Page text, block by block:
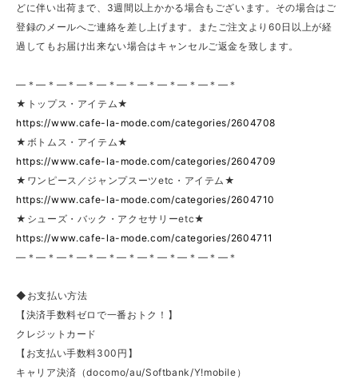
どに伴い出荷まで、3週間以上かかる場合もございます。その場合はご
登録のメールへご連絡を差し上げます。またご注文より60日以上が経
過してもお届け出来ない場合はキャンセルご返金を致します。
—＊—＊—＊—＊—＊—＊—＊—＊—＊—＊—＊
★トップス・アイテム★
https://www.cafe-la-mode.com/categories/2604708
★ボトムス・アイテム★
https://www.cafe-la-mode.com/categories/2604709
★ワンピース／ジャンプスーツetc・アイテム★
https://www.cafe-la-mode.com/categories/2604710
★シューズ・バック・アクセサリーetc★
https://www.cafe-la-mode.com/categories/2604711
—＊—＊—＊—＊—＊—＊—＊—＊—＊—＊—＊
◆お支払い方法
【決済手数料ゼロで一番おトク！】
クレジットカード
【お支払い手数料300円】
キャリア決済（docomo/au/Softbank/Y!mobile）